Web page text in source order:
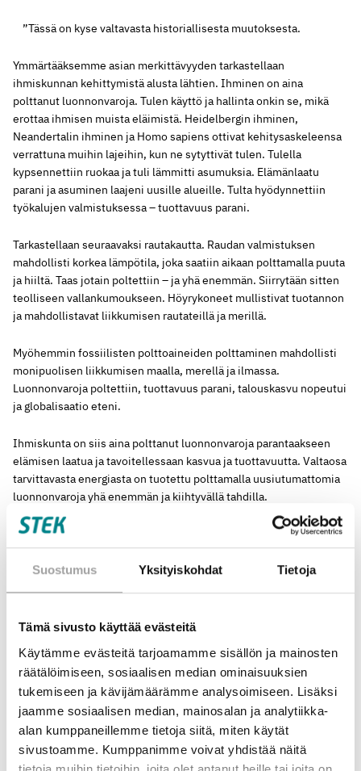
Suostumus Yksityiskohdat Tietoja
Tämä sivusto käyttää evästeitä
Käytämme evästeitä tarjoamamme sisällön ja mainosten
räätälöimiseen, sosiaalisen median ominaisuuksien
tukemiseen ja kävijämäärämme analysoimiseen. Lisäksi
jaamme sosiaalisen median, mainosalan ja analytiikka-
alan kumppaneillemme tietoja siitä, miten käytät
sivustoamme. Kumppanimme voivat yhdistää näitä
”Tässä on kyse valtavasta historiallisesta muutoksesta.
Ymmärtääksemme asian merkittävyyden tarkastellaan
ihmiskunnan kehittymistä alusta lähtien. Ihminen on aina
polttanut luonnonvaroja. Tulen käyttö ja hallinta onkin se, mikä
erottaa ihmisen muista eläimistä. Heidelbergin ihminen,
Neandertalin ihminen ja Homo sapiens ottivat kehitysaskeleensa
verrattuna muihin lajeihin, kun ne sytyttivät tulen. Tulella
kypsennettiin ruokaa ja tuli lämmitti asumuksia. Elämänlaatu
parani ja asuminen laajeni uusille alueille. Tulta hyödynnettiin
työkalujen valmistuksessa – tuottavuus parani.
Tarkastellaan seuraavaksi rautakautta. Raudan valmistuksen
mahdollisti korkea lämpötila, joka saatiin aikaan polttamalla puuta
ja hiiltä. Taas jotain poltettiin – ja yhä enemmän. Siirrytään sitten
teolliseen vallankumoukseen. Höyrykoneet mullistivat tuotannon
ja mahdollistavat liikkumisen rautateillä ja merillä.
Myöhemmin fossiilisten polttoaineiden polttaminen mahdollisti
monipuolisen liikkumisen maalla, merellä ja ilmassa.
Luonnonvaroja poltettiin, tuottavuus parani, talouskasvu nopeutui
ja globalisaatio eteni.
Ihmiskunta on siis aina polttanut luonnonvaroja parantaakseen
elämisen laatua ja tavoitellessaan kasvua ja tuottavuutta. Valtaosa
tarvittavasta energiasta on tuotettu polttamalla uusiutumattomia
luonnonvaroja yhä enemmän ja kiihtyvällä tahdilla.
Olemme nyt ymmärtäneet, että näin ei voi jatkua. Ymmärrämme
polttamisen ilmastovaikutukset ja luonnonvarojen rajallisuuden.
Siirrymme pois luonnonvarojen polttamisesta
oikeasti iso juttu? Onko edes energiamurros riittävä termi
kuvaamaan tätä mullistavaa ja välttämätöntä muutosta?
Timo Kekkonen
Kirjoittaja on Sähkötekniikan ja energiatehokkuuden